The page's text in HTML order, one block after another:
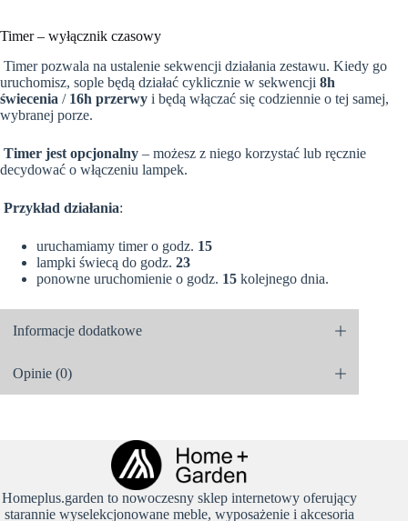
Timer – wyłącznik czasowy
Timer pozwala na ustalenie sekwencji działania zestawu. Kiedy go
uruchomisz, sople będą działać cyklicznie w sekwencji 8h
świecenia /16h przerwy i będą włączać się codziennie o tej samej,
wybranej porze.
Timer jest opcjonalny – możesz z niego korzystać lub ręcznie
decydować o włączeniu lampek.
Przykład działania:
uruchamiamy timer o godz. 15
lampki świecą do godz. 23
ponowne uruchomienie o godz. 15 kolejnego dnia.
Informacje dodatkowe
Opinie (0)
Homeplus.garden to nowoczesny sklep internetowy oferujący
starannie wyselekcjonowane meble, wyposażenie i akcesoria